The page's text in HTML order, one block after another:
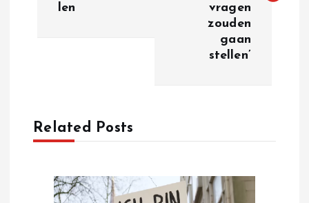
v
len
vragen
zouden
gaan
stellen’
Related Posts